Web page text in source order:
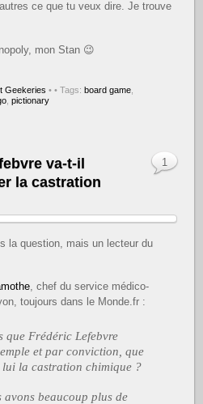
ce que tu veux dire. Je trouve
mon Stan 😉
Geekeries • • Tags:board game
,pictionary
va-t-il
la castration
la question, mais un lecteur du
, chef du service médico-
toujours dans le Monde.fr :
que Frédéric Lefebvre
et par conviction, que
lui la castration chimique ?
avons beaucoup plus de
1